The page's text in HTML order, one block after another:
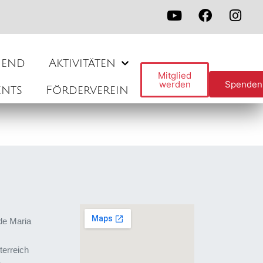
Aktivitäten
Förderverein
Mitglied
werden Spenden
Maria